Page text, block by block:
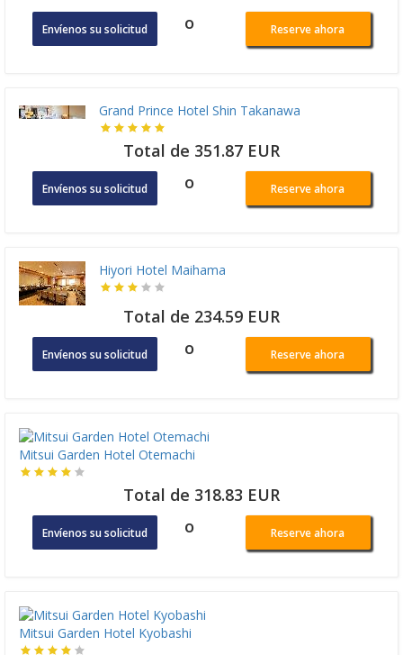
Envíenos su solicitud o Reserve ahora
Grand Prince Hotel Shin Takanawa
Total de 351.87 EUR
Envíenos su solicitud o Reserve ahora
Hiyori Hotel Maihama
Total de 234.59 EUR
Envíenos su solicitud o Reserve ahora
Mitsui Garden Hotel Otemachi
Total de 318.83 EUR
Envíenos su solicitud o Reserve ahora
Mitsui Garden Hotel Kyobashi